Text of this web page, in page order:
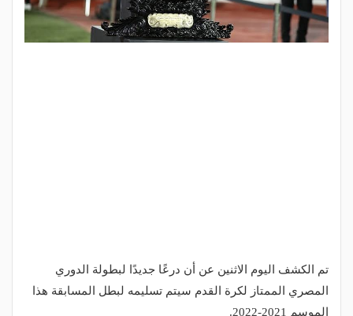
تم الكشف اليوم الاثنين عن أن درعًا جديدًا لبطولة الدوري
المصري الممتاز لكرة القدم سيتم تسليمه لبطل المسابقة هذا
الموسم 2021-2022.